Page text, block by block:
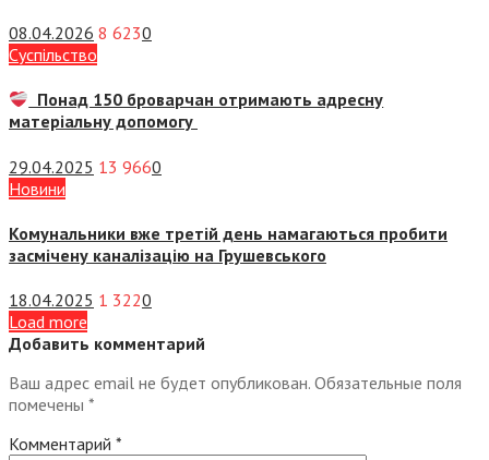
08.04.2026 8 6230
Суспiльство
Понад 150 броварчан отримають адресну
матеріальну допомогу
29.04.2025 13 9660
Новини
Комунальники вже третій день намагаються пробити
засмічену каналізацію на Грушевського
18.04.2025 1 3220
Load more
Добавить комментарий
Ваш адрес email не будет опубликован. Обязательные поля
помечены *
Комментарий *